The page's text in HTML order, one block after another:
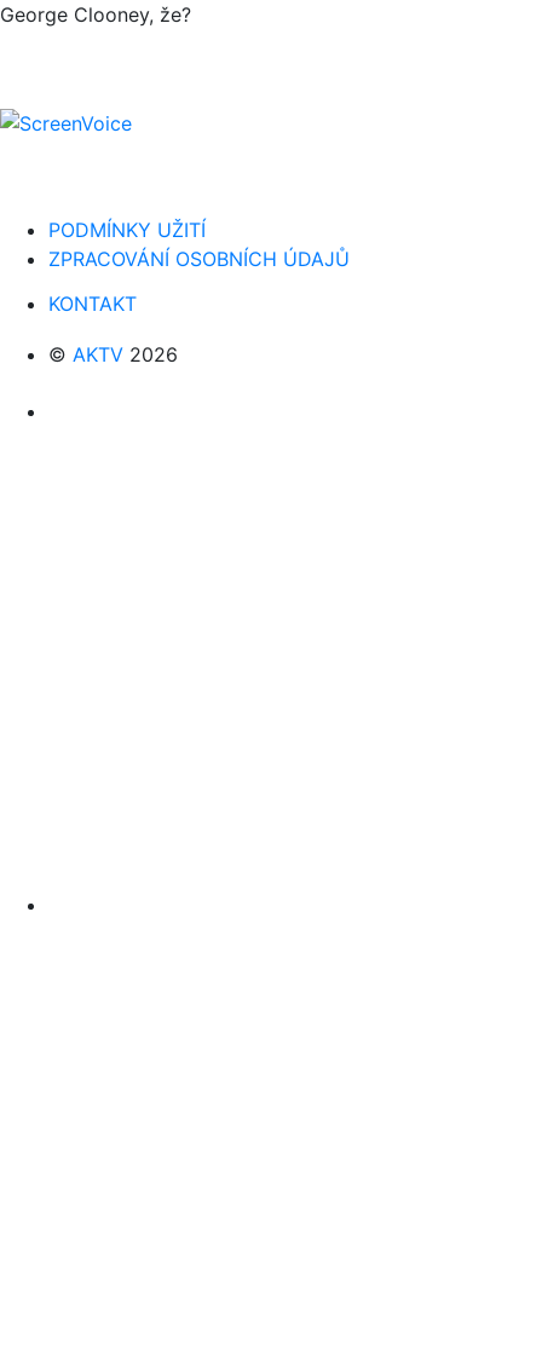
George Clooney, že?
PODMÍNKY UŽITÍ
ZPRACOVÁNÍ OSOBNÍCH ÚDAJŮ
KONTAKT
© AKTV 2026